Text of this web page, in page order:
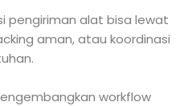
pengiriman alat bisa lewat
aman, atau koordinasi
workflow